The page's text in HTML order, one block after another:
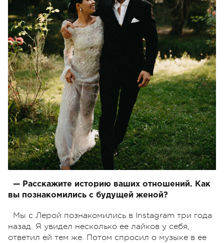
— Расскажите историю ваших отношений. Как
вы познакомились с будущей женой?
Мы с Лерой познакомились в Instagram три года
назад. Я увидел несколько ее лайков у себя,
ответил ей тем же. Потом спросил о музыке в ее